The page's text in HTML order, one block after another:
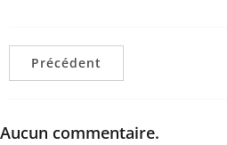
Précédent
Aucun commentaire.